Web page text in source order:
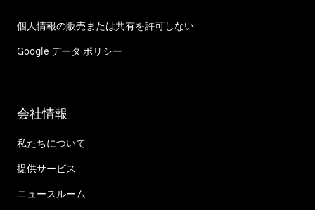
個人情報の販売または共有を許可しない
Google データ ポリシー
会社情報
私たちについて
提供サービス
ニュースルーム